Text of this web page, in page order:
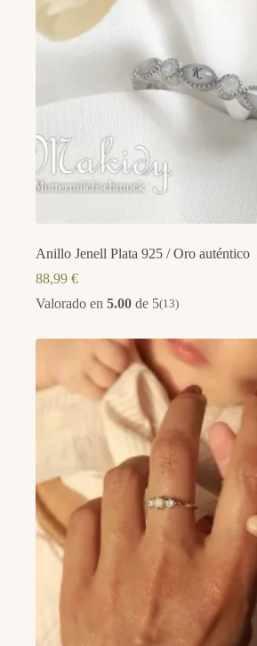
Anillo Jenell Plata 925 / Oro auténtico
88,99 €
Valorado en 5.00 de 5(13)